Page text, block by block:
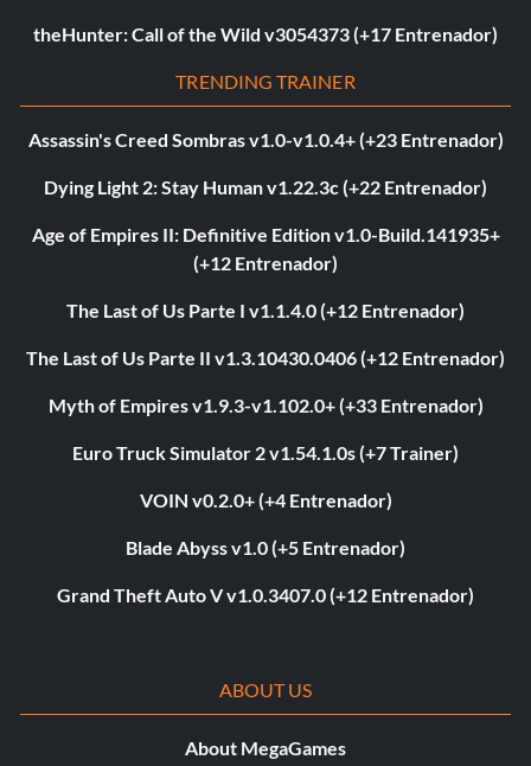
theHunter: Call of the Wild v3054373 (+17 Entrenador)
TRENDING TRAINER
Assassin's Creed Sombras v1.0-v1.0.4+ (+23 Entrenador)
Dying Light 2: Stay Human v1.22.3c (+22 Entrenador)
Age of Empires II: Definitive Edition v1.0-Build.141935+
(+12 Entrenador)
The Last of Us Parte I v1.1.4.0 (+12 Entrenador)
The Last of Us Parte II v1.3.10430.0406 (+12 Entrenador)
Myth of Empires v1.9.3-v1.102.0+ (+33 Entrenador)
Euro Truck Simulator 2 v1.54.1.0s (+7 Trainer)
VOIN v0.2.0+ (+4 Entrenador)
Blade Abyss v1.0 (+5 Entrenador)
Grand Theft Auto V v1.0.3407.0 (+12 Entrenador)
ABOUT US
About MegaGames